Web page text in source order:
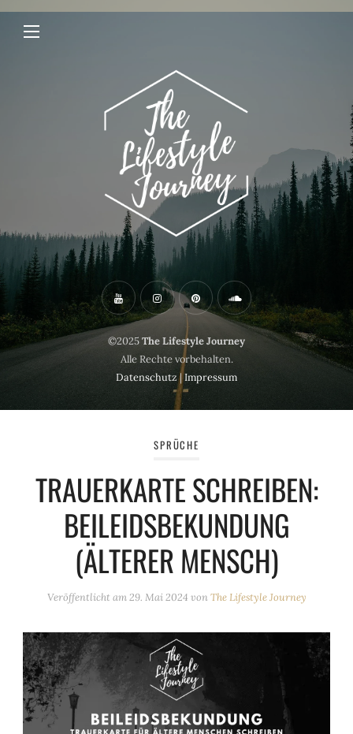
©2025The Lifestyle Journey
Alle Rechte vorbehalten.
Datenschutz|Impressum
SPRÜCHE
TRAUERKARTE SCHREIBEN:
BEILEIDSBEKUNDUNG
(ÄLTERER MENSCH)
Veröffentlicht am29. Mai 2024 vonThe Lifestyle Journey